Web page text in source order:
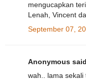
mengucapkan
Lenah, Vincent
September 07,
Anonymous
wah.. lama